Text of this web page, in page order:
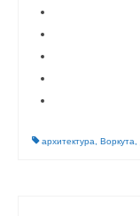
архитектура Воркута